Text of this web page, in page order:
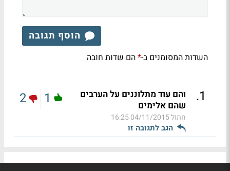
הוסף תגובה
השדות המסומנים ב-*הם שדות חובה
1
.
והם עוד מתלוננים על הערבים
שהם אלימים
חתול04/11/2015 16:25
הגב לתגובה זו
1
2